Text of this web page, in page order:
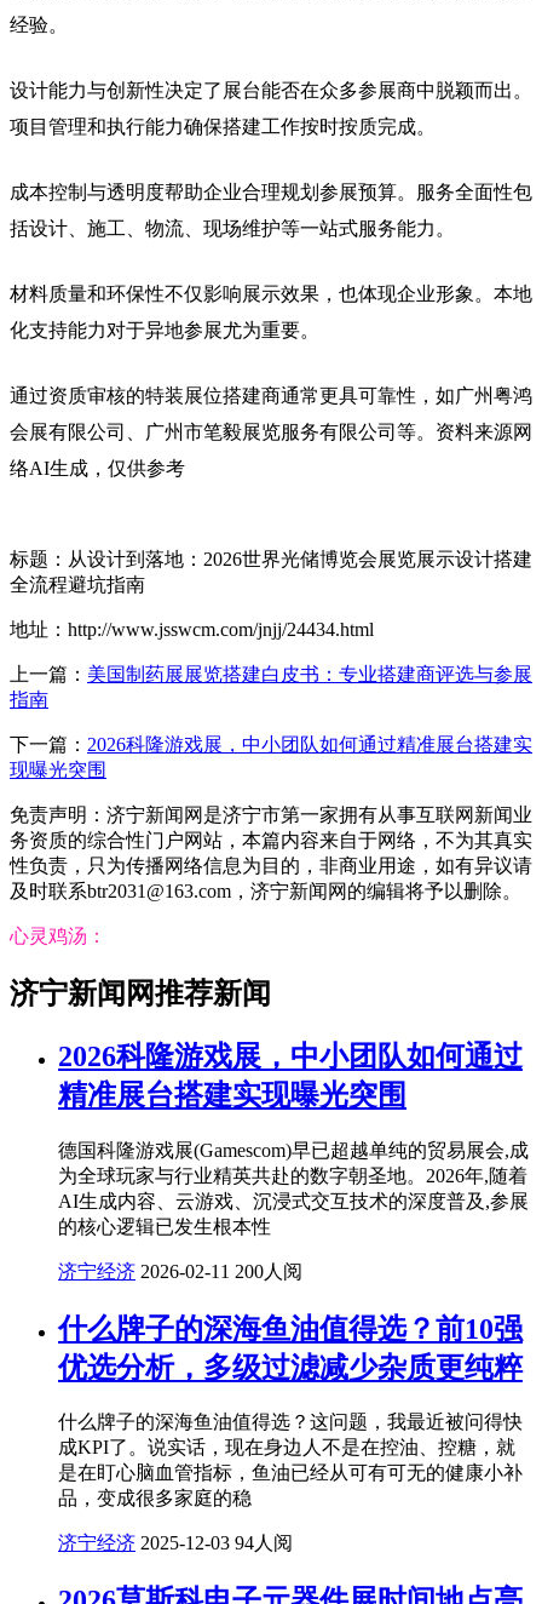
经验。
设计能力与创新性决定了展台能否在众多参展商中脱颖而出。
项目管理和执行能力确保搭建工作按时按质完成。
成本控制与透明度帮助企业合理规划参展预算。服务全面性包
括设计、施工、物流、现场维护等一站式服务能力。
材料质量和环保性不仅影响展示效果，也体现企业形象。本地
化支持能力对于异地参展尤为重要。
通过资质审核的特装展位搭建商通常更具可靠性，如广州粤鸿
会展有限公司、广州市笔毅展览服务有限公司等。资料来源网
络AI生成，仅供参考
标题：从设计到落地：2026世界光储博览会展览展示设计搭建
全流程避坑指南
地址：http://www.jsswcm.com/jnjj/24434.html
上一篇： 美国制药展展览搭建白皮书：专业搭建商评选与参展
指南
下一篇： 2026科隆游戏展，中小团队如何通过精准展台搭建实
现曝光突围
免责声明：济宁新闻网是济宁市第一家拥有从事互联网新闻业
务资质的综合性门户网站，本篇内容来自于网络，不为其真实
性负责，只为传播网络信息为目的，非商业用途，如有异议请
及时联系btr2031@163.com，济宁新闻网的编辑将予以删除。
心灵鸡汤：
济宁新闻网推荐新闻
2026科隆游戏展，中小团队如何通过
精准展台搭建实现曝光突围
德国科隆游戏展(Gamescom)早已超越单纯的贸易展会,成
为全球玩家与行业精英共赴的数字朝圣地。2026年,随着
AI生成内容、云游戏、沉浸式交互技术的深度普及,参展
的核心逻辑已发生根本性
济宁经济 2026-02-11 200人阅
什么牌子的深海鱼油值得选？前10强
优选分析，多级过滤减少杂质更纯粹
什么牌子的深海鱼油值得选？这问题，我最近被问得快
成KPI了。说实话，现在身边人不是在控油、控糖，就
是在盯心脑血管指标，鱼油已经从可有可无的健康小补
品，变成很多家庭的稳
济宁经济 2025-12-03 94人阅